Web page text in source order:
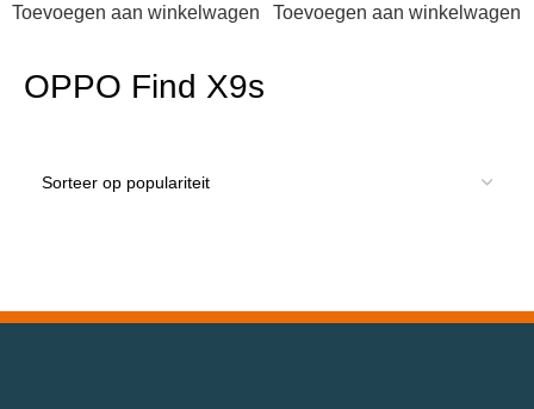
Toevoegen aan winkelwagen
Toevoegen aan winkelwagen
OPPO Find X9s